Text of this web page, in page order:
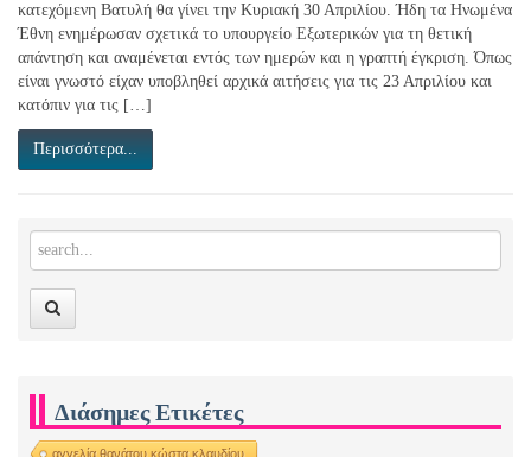
κατεχόμενη Βατυλή θα γίνει την Κυριακή 30 Απριλίου. Ήδη τα Ηνωμένα
Έθνη ενημέρωσαν σχετικά το υπουργείο Εξωτερικών για τη θετική
απάντηση και αναμένεται εντός των ημερών και η γραπτή έγκριση. Όπως
είναι γνωστό είχαν υποβληθεί αρχικά αιτήσεις για τις 23 Απριλίου και
κατόπιν για τις […]
Περισσότερα...
Διάσημες Ετικέτες
αγγελία θανάτου κώστα κλαυδίου